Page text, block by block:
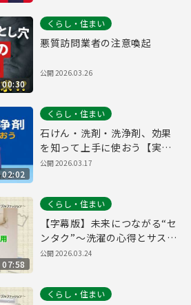
00:30
くらし・住まい
悪質訪問業者の注意喚起
公開2026.03.26
02:02
くらし・住まい
石けん・洗剤・洗浄剤、効果
を知って上手に使おう【実験
実習講座より】
公開2026.03.17
07:58
くらし・住まい
【字幕版】未来につながる“セ
ンタク”～洗濯の心得とサステ
ナブルファッション～【衣類
公開2026.03.24
くらし・住まい